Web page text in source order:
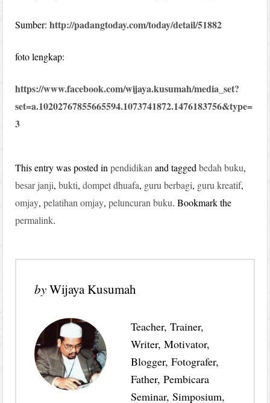
Sumber:http://padangtoday.com/today/detail/51882
foto lengkap:
https://www.facebook.com/wijaya.kusumah/media_set?
set=a.10202767855665594.1073741872.1476183756&type=
3
This entry was posted inpendidikan and taggedbedah buku,
besar janji,bukti,dompet dhuafa, guru berbagi, guru kreatif,
omjay,pelatihan omjay,peluncuran buku. Bookmark the
permalink.
byWijaya Kusumah
Teacher, Trainer,
Writer, Motivator,
Blogger, Fotografer,
Father, Pembicara
Seminar, Simposium,